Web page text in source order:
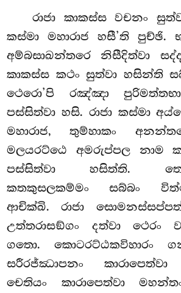
රාජා කාකස්ස වචනං
කස්මා මහාරාජ හසී’ති පුච්ඡි.
අම්බසාඛන්තරෙ නිසීදිත්වා
කාකස්ස කථං සුත්වා හසින්ති
ථෙරො’පි රඤ්ඤා
පස්සිත්වා හසි. රාජා කස්මා
මහාරාජ, තුම්හාකං
මලයරට්ඨෙ අමරුප්පල නාම
පස්සිත්වා හසිත්ති.
කතකුසලකම්මං සබ්බං
ආචික්ඛි. රාජා
උත්තරාසඞ්ගං දත්වා ථෙරං
ගතො. කොටරට්ඨකවිහාරං
සරීරජ්ඣාපනං
චෙතියං කාරාපෙත්වා